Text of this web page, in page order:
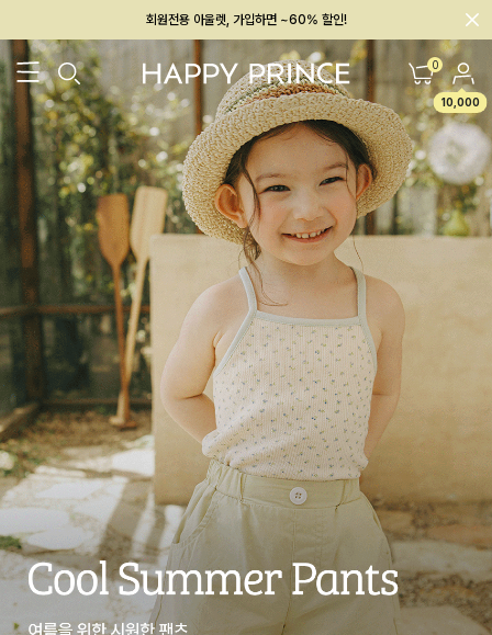
멤버십 최대 28,000원 혜택
0
10,000
26SS 신상 BEST BABY[6~12M] 아우터/상의 하의/레깅스